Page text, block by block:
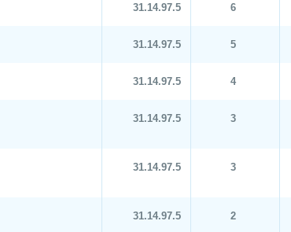
31.14.97.5 6
31.14.97.5 5
31.14.97.5 4
31.14.97.5 3
31.14.97.5 3
31.14.97.5 2